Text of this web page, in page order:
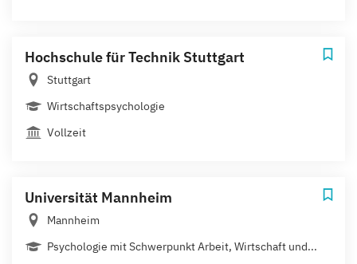
Hochschule für Technik Stuttgart
Stuttgart
Wirtschaftspsychologie
Vollzeit
Universität Mannheim
Mannheim
Psychologie mit Schwerpunkt Arbeit, Wirtschaft und...